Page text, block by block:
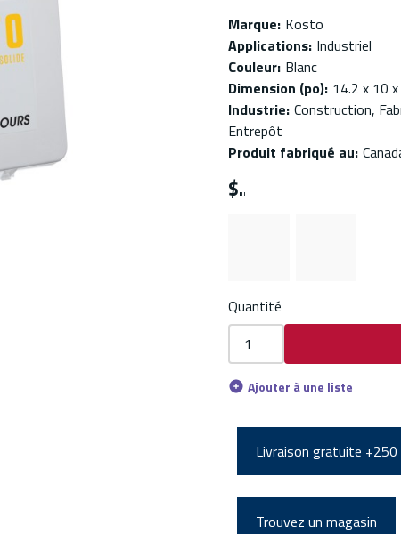
Marque: Kosto
Applications: Industriel
Couleur: Blanc
Dimension (po): 14.2 x 10
Industrie: Construction,
Entrepôt
Produit fabriqué au:
$
Quantité
Ajouter à une liste
Livraison gratuite
Trouvez un magasin